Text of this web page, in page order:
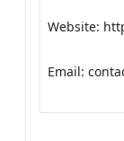
Website:
Email: